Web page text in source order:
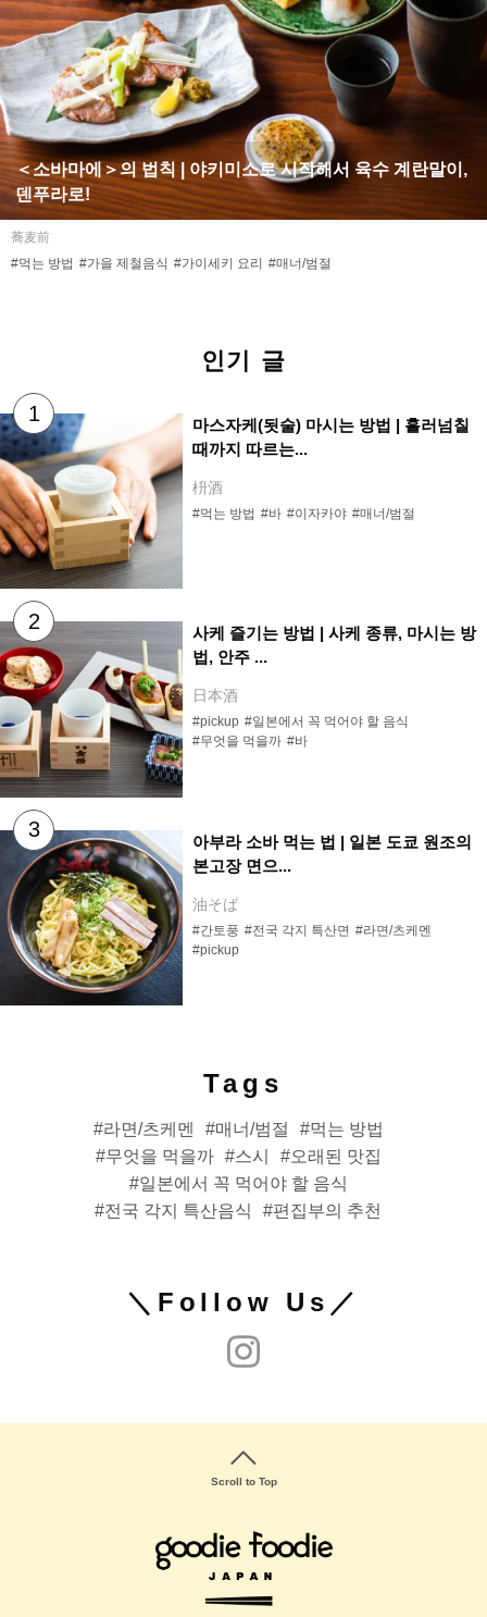
＜소바마에＞의 법칙 | 야키미소로 시작해서 육수 계란말이,
덴푸라로!
蕎麦前
#먹는 방법 #가을 제철음식 #가이세키 요리 #매너/범절
인기 글
마스자케(됫술) 마시는 방법 | 흘러넘칠
때까지 따르는...
枡酒
#먹는 방법 #바 #이자카야 #매너/범절
사케 즐기는 방법 | 사케 종류, 마시는 방
법, 안주 ...
日本酒
#pickup #일본에서 꼭 먹어야 할 음식
#무엇을 먹을까 #바
아부라 소바 먹는 법 | 일본 도쿄 원조의
본고장 면으...
油そば
#간토풍 #전국 각지 특산면 #라면/츠케멘
#pickup
Tags
라면/츠케멘 매너/범절
먹는 방법
무엇을 먹을까
스시
오래된 맛집
일본에서 꼭 먹어야 할 음식
전국 각지 특산음식
편집부의 추천
＼Follow Us／
Scroll to Top